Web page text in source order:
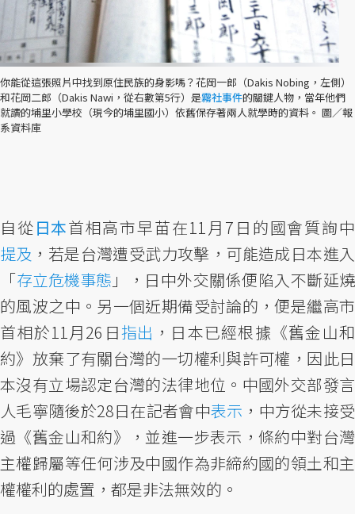
你能從這張照片中找到原住民族的身影嗎？花岡一郎（Dakis Nobing，左側）
和花岡二郎（Dakis Nawi，從右數第5行）是霧社事件的關鍵人物，當年他們
就讀的埔里小學校（現今的埔里國小）依舊保存著兩人就學時的資料。 圖／報
系資料庫
自從日本首相高市早苗在11月7日的國會質詢中
提及 ，若是台灣遭受武力攻擊，可能造成日本進入
「存立危機事態 」，日中外交關係便陷入不斷延燒
的風波之中。另一個近期備受討論的，便是繼高市
首相於11月26日指出 ，日本已經根據《舊金山和
約》放棄了有關台灣的一切權利與許可權，因此日
本沒有立場認定台灣的法律地位。中國外交部發言
人毛寧隨後於28日在記者會中表示 ，中方從未接受
過《舊金山和約》，並進一步表示，條約中對台灣
主權歸屬等任何涉及中國作為非締約國的領土和主
權權利的處置，都是非法無效的。